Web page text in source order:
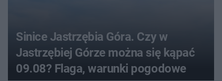
Sinice Jastrzębia Góra. Czy w
Jastrzębiej Górze można się kąpać
09.08? Flaga, warunki pogodowe